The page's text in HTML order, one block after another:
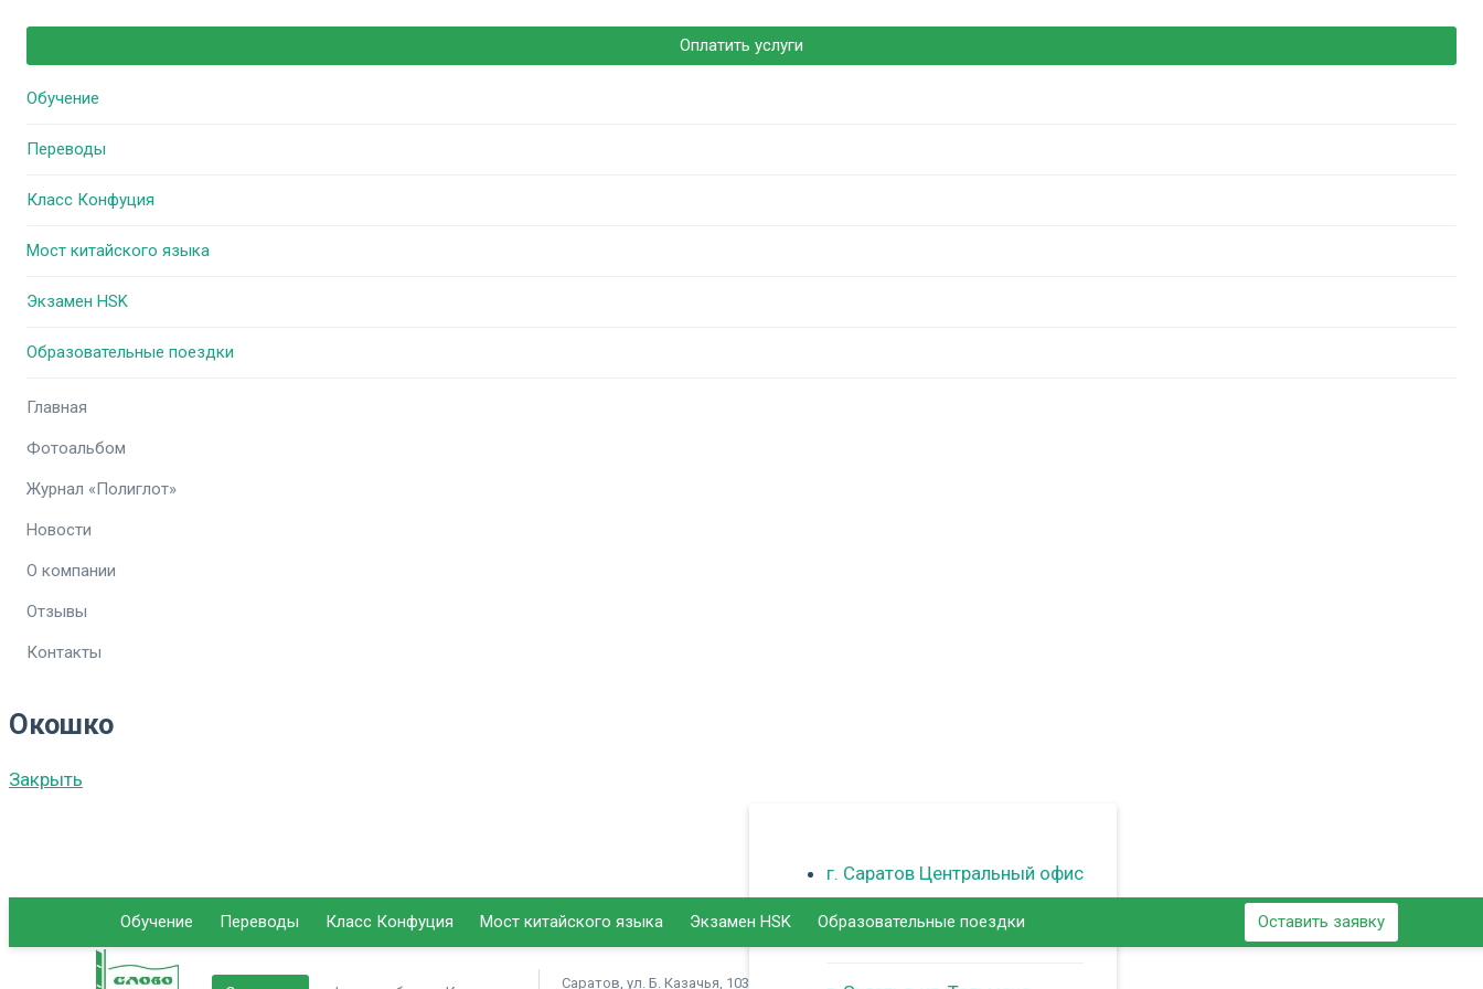
Оплатить услуги
Обучение
Переводы
Класс Конфуция
Мост китайского языка
Экзамен HSK
Образовательные поездки
Главная
Фотоальбом
Журнал «Полиглот»
Новости
О компании
Отзывы
Контакты
Окошко
Закрыть
Саратов, ул. Б. Казачья, 103
г. Саратов Центральный офис
г. Балаково
Обучение Переводы Класс Конфуция Мост китайского языка Экзамен HSK Образовательные поездки Оставить заявку